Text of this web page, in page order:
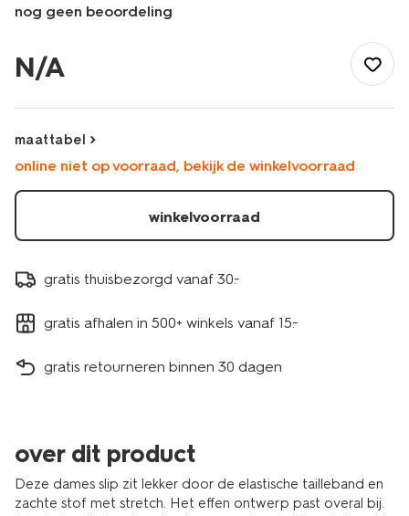
nog geen beoordeling
katoen-
everyday-
donkerbruin-
19641614DARKBROWN.html
N/A
maattabel
online niet op voorraad, bekijk de winkelvoorraad
winkelvoorraad
gratis thuisbezorgd vanaf 30.-
gratis afhalen in 500+ winkels vanaf 15.-
gratis retourneren binnen 30 dagen
over dit product
Deze dames slip zit lekker door de elastische tailleband en
zachte stof met stretch. Het effen ontwerp past overal bij.